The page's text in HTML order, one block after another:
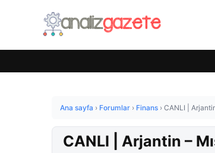
Ana sayfa › Forumlar › Finans › CANLI |
CANLI | Arjantin –